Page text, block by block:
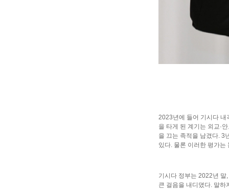
2023년에 들어 기시다 내
을 타게 된 계기는 외교·
을 끄는 족적을 남겼다. 3
있다. 물론 이러한 평가는
기시다 정부는 2022년 말
큰 걸음을 내디뎠다. 말하